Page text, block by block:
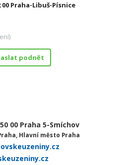
00 Praha-Libuš-Písnice
podnět
00 Praha 5-Smíchov
Hlavní město Praha